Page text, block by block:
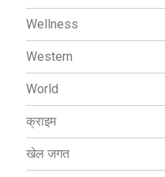
Wellness
Western
World
क्राइम
खेल जगत